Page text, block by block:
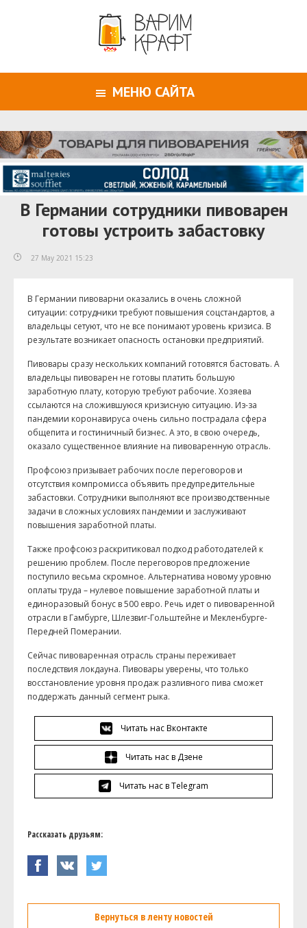
МЕНЮ САЙТА
В Германии сотрудники пивоварен
готовы устроить забастовку
27 May 2021 15:23
В Германии пивоварни оказались в очень сложной
ситуации: сотрудники требуют повышения соцстандартов, а
владельцы сетуют, что не все понимают уровень кризиса. В
результате возникает опасность остановки предприятий.
Пивовары сразу нескольких компаний готовятся бастовать. А
владельцы пивоварен не готовы платить большую
заработную плату, которую требуют рабочие. Хозяева
ссылаются на сложившуюся кризисную ситуацию. Из-за
пандемии коронавируса очень сильно пострадала сфера
общепита и гостиничный бизнес. А это, в свою очередь,
оказало существенное влияние на пивоваренную отрасль.
Профсоюз призывает рабочих после переговоров и
отсутствия компромисса объявить предупредительные
забастовки. Сотрудники выполняют все производственные
задачи в сложных условиях пандемии и заслуживают
повышения заработной платы.
Также профсоюз раскритиковал подход работодателей к
решению проблем. После переговоров предложение
поступило весьма скромное. Альтернатива новому уровню
оплаты труда – нулевое повышение заработной платы и
единоразовый бонус в 500 евро. Речь идет о пивоваренной
отрасли в Гамбурге, Шлезвиг-Гольштейне и Мекленбурге-
Передней Померании.
Сейчас пивоваренная отрасль страны переживает
последствия локдауна. Пивовары уверены, что только
восстановление уровня продаж разливного пива сможет
поддержать данный сегмент рыка.
Читать нас Вконтакте
Читать нас в Дзене
Читать нас в Telegram
Рассказать друзьям:
Вернуться в ленту новостей